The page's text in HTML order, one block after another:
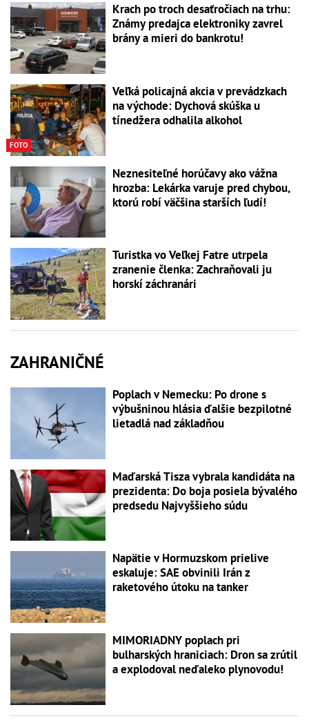
Krach po troch desaťročiach na trhu:
Známy predajca elektroniky zavrel
brány a mieri do bankrotu!
FOTO
Veľká policajná akcia v prevádzkach
na východe: Dychová skúška u
tínedžera odhalila alkohol
Neznesiteľné horúčavy ako vážna
hrozba: Lekárka varuje pred chybou,
ktorú robí väčšina starších ľudí!
Turistka vo Veľkej Fatre utrpela
zranenie členka: Zachraňovali ju
horskí záchranári
ZAHRANIČNÉ
Poplach v Nemecku: Po drone s
výbušninou hlásia ďalšie bezpilotné
lietadlá nad základňou
Maďarská Tisza vybrala kandidáta na
prezidenta: Do boja posiela bývalého
predsedu Najvyššieho súdu
Napätie v Hormuzskom prielive
eskaluje: SAE obvinili Irán z
raketového útoku na tanker
MIMORIADNY poplach pri
bulharských hraniciach: Dron sa zrútil
a explodoval neďaleko plynovodu!